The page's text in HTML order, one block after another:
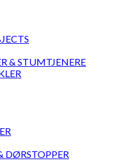
& STUMTJENERE
DØRSTOPPER